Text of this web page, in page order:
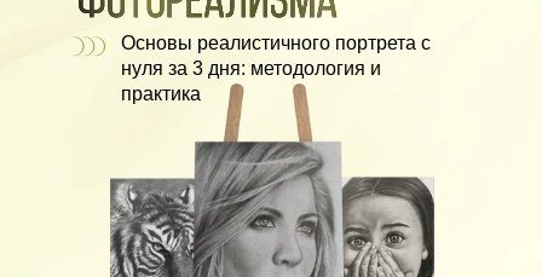
Основы реалистичного портрета с
нуля за 3 дня: методология и
практика